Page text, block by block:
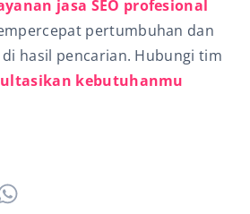
jasa SEO profesional
pertumbuhan dan
hasil pencarian. Hubungi tim
kebutuhanmu